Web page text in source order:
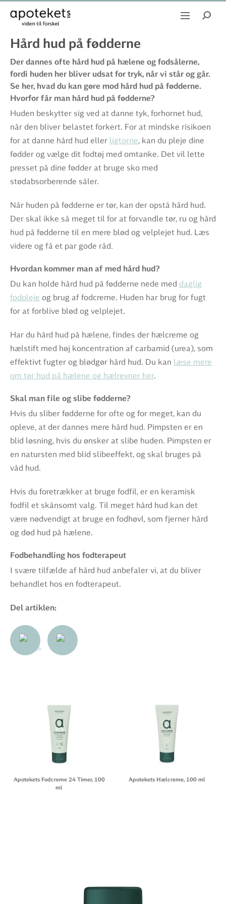
Hård hud på fødderne
Der dannes ofte hård hud på hælene og fodsålerne,
fordi huden her bliver udsat for tryk, når vi står og går.
Se her, hvad du kan gøre mod hård hud på fødderne.
Hvorfor får man hård hud på fødderne?
Huden beskytter sig ved at danne tyk, forhornet hud,
når den bliver belastet forkert. For at mindske risikoen
for at danne hård hud eller ligtorne, kan du pleje dine
fødder og vælge dit fodtøj med omtanke. Det vil lette
presset på dine fødder at bruge sko med
stødabsorberende såler.
Når huden på fødderne er tør, kan der opstå hård hud.
Der skal ikke så meget til for at forvandle tør, ru og hård
hud på fødderne til en mere blød og velplejet hud. Læs
videre og få et par gode råd.
Hvordan kommer man af med hård hud?
Du kan holde hård hud på fødderne nede med daglig
fodpleje og brug af fodcreme. Huden har brug for fugt
for at forblive blød og velplejet.
Har du hård hud på hælene, findes der hælcreme og
hælstift med høj koncentration af carbamid (urea), som
effektivt fugter og blødgør hård hud. Du kan læse mere
om tør hud på hælene og hælrevner her.
Skal man file og slibe fødderne?
Hvis du sliber fødderne for ofte og for meget, kan du
opleve, at der dannes mere hård hud. Pimpsten er en
blid løsning, hvis du ønsker at slibe huden. Pimpsten er
en natursten med blid slibeeffekt, og skal bruges på
våd hud.
Hvis du foretrækker at bruge fodfil, er en keramisk
fodfil et skånsomt valg. Til meget hård hud kan det
være nødvendigt at bruge en fodhøvl, som fjerner hård
og død hud på hælene.
Fodbehandling hos fodterapeut
I svære tilfælde af hård hud anbefaler vi, at du bliver
behandlet hos en fodterapeut.
Del artiklen:
Apotekets Fodcreme 24 Timer, 100
ml
Apotekets Hælcreme, 100 ml